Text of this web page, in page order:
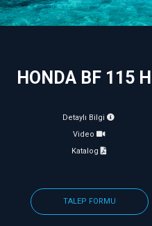
HONDA BF 115
Detaylı Bilgi
Video
Katalog
TALEP FORMU